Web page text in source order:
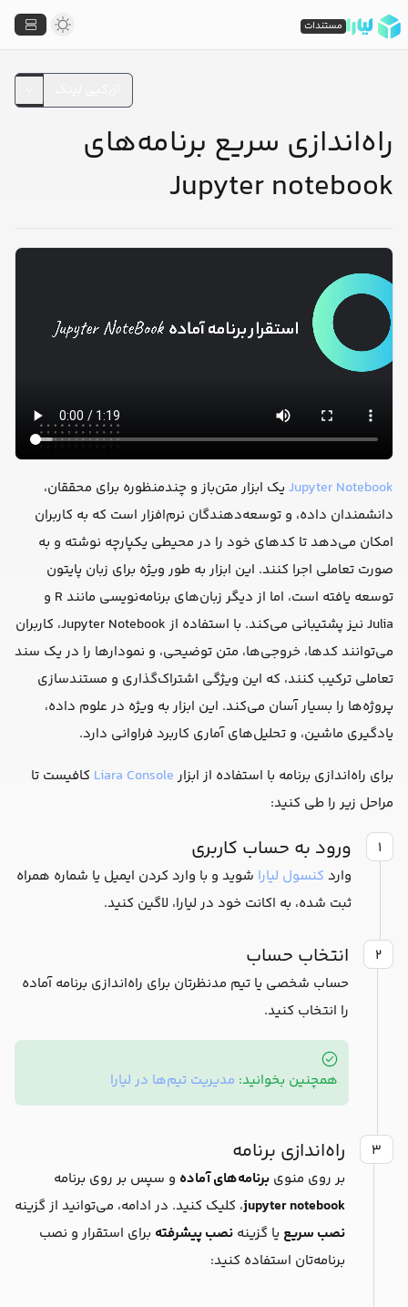
راه‌اندازی سریع برنامه‌های
Jupyter notebook
Jupyter Notebook یک ابزار متن‌باز و چندمنظوره برای محققان،
دانشمندان داده، و توسعه‌دهندگان نرم‌افزار است که به کاربران
امکان می‌دهد تا کدهای خود را در محیطی یکپارچه نوشته و به
صورت تعاملی اجرا کنند. این ابزار به طور ویژه برای زبان پایتون
توسعه یافته است، اما از دیگر زبان‌های برنامه‌نویسی مانند R و
Julia نیز پشتیبانی می‌کند. با استفاده از Jupyter Notebook، کاربران
می‌توانند کدها، خروجی‌ها، متن توضیحی، و نمودارها را در یک سند
تعاملی ترکیب کنند، که این ویژگی اشتراک‌گذاری و مستندسازی
پروژه‌ها را بسیار آسان می‌کند. این ابزار به ویژه در علوم داده،
یادگیری ماشین، و تحلیل‌های آماری کاربرد فراوانی دارد.
برای راه‌اندازی برنامه با استفاده از ابزار Liara Console کافیست تا
مراحل زیر را طی کنید:
۱ ورود به حساب کاربری
وارد کنسول لیارا شوید و با وارد کردن ایمیل یا شماره همراه
ثبت شده، به اکانت خود در لیارا، لاگین کنید.
۲ انتخاب حساب
حساب شخصی یا تیم مدنظرتان برای راه‌اندازی برنامه آماده
را انتخاب کنید.
همچنین بخوانید: مدیریت تیم‌ها در لیارا
۳ راه‌اندازی برنامه
بر روی منوی برنامه‌های آماده و سپس بر روی برنامه
jupyter notebook، کلیک کنید. در ادامه، می‌توانید از گزینه
نصب سریع یا گزینه نصب پیشرفته برای استقرار و نصب
برنامه‌تان استفاده کنید:
مستندات